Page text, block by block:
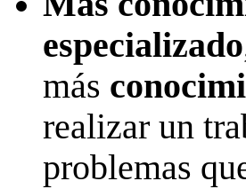
especializado
más
realizar un
problemas